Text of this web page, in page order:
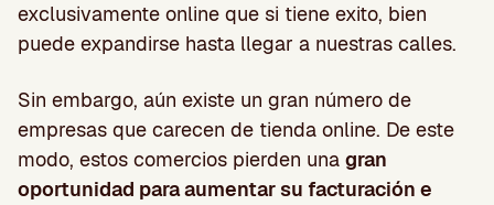
exclusivamente online que si tiene exito, bien
puede expandirse hasta llegar a nuestras calles.
Sin embargo, aún existe un gran número de
empresas que carecen de tienda online. De este
modo, estos comercios pierden una gran
oportunidad para aumentar su facturación e